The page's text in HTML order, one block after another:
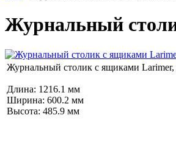
Журнальный
Журнальный столик c ящиками Larimer,
Длина: 1216.1 мм
Ширина: 600.2 мм
Высота: 485.9 мм